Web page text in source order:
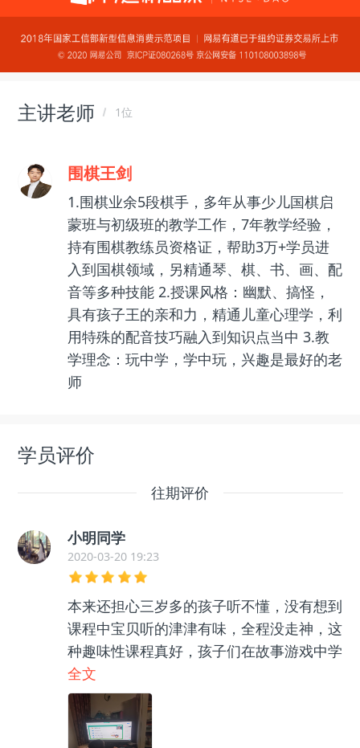
主讲老师 1位
围棋王剑
1.围棋业余5段棋手，多年从事少儿国棋启
蒙班与初级班的教学工作，7年教学经验，
持有围棋教练员资格证，帮助3万+学员进
入到国棋领域，另精通琴、棋、书、画、配
音等多种技能 2.授课风格：幽默、搞怪，
具有孩子王的亲和力，精通儿童心理学，利
用特殊的配音技巧融入到知识点当中 3.教
学理念：玩中学，学中玩，兴趣是最好的老
师
学员评价
往期评价
小明同学
2020-03-20 19:23
本来还担心三岁多的孩子听不懂，没有想到
课程中宝贝听的津津有味，全程没走神，这
种趣味性课程真好，孩子们在故事游戏中学
会围棋和数学知识，还能学会成语。
全文